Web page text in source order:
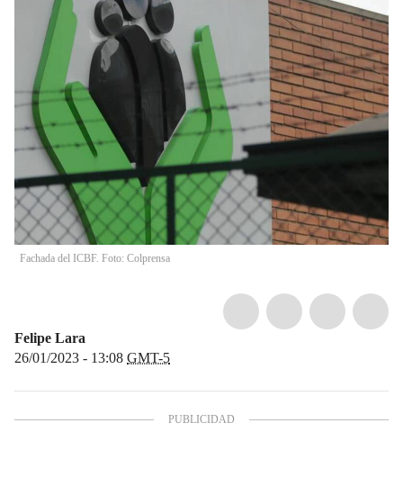
Fachada del ICBF. Foto: Colprensa
Felipe Lara
26/01/2023 - 13:08 GMT-5